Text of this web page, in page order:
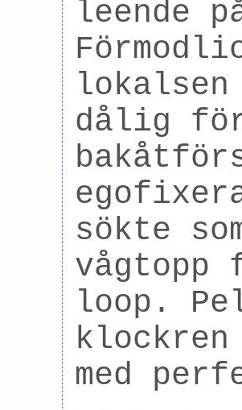
leende
dålig
sökte
vågtopp
loop.
med